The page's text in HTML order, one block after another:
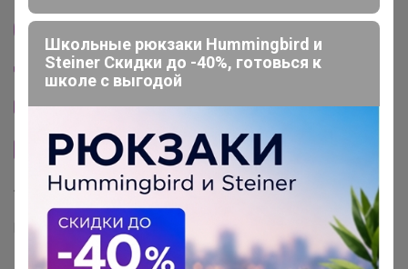
Пристрой организатора СЛАДКАЯ
Тема отзывов
Сайт закупки
Торговые марки
ИКЕА™ IKEA™
Школьные рюкзаки Hummingbird и
Steiner Скидки до -40%, готовься к
школе с выгодой